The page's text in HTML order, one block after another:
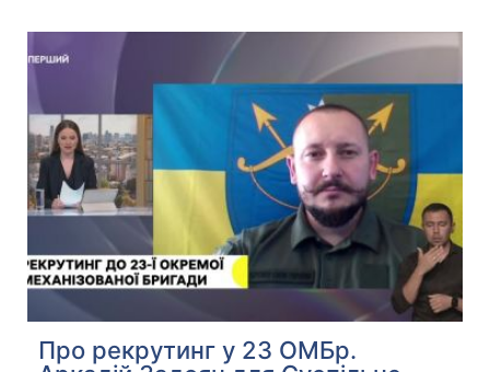
Про рекрутинг у 23 ОМБр.